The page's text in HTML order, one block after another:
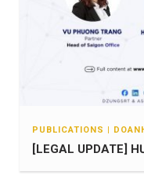
PUBLICATIONS |
[LEGAL UPDATE]